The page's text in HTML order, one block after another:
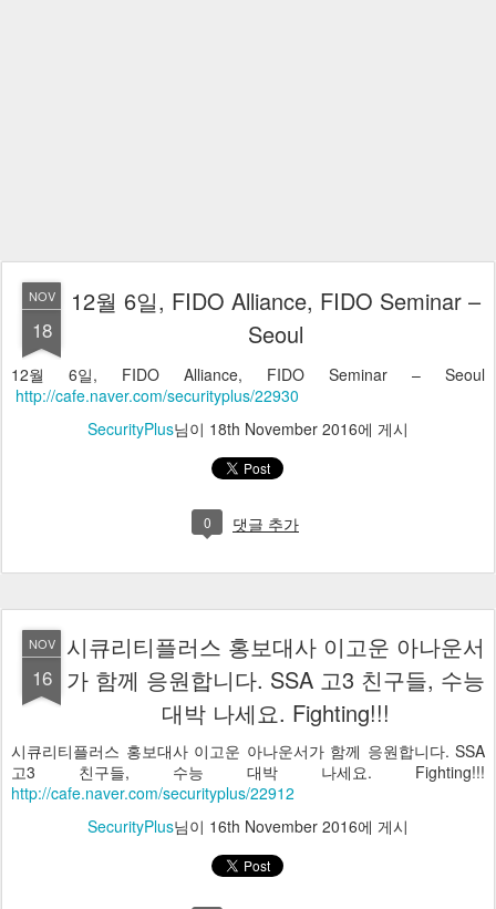
NOV
18
12월 6일, FIDO Alliance, FIDO Seminar –
Seoul
12월 6일, FIDO Alliance, FIDO Seminar – Seoul
http://cafe.naver.com/securityplus/22930
SecurityPlus님이 18th November 2016에 게시
0 댓글 추가
NOV
16
시큐리티플러스 홍보대사 이고운 아나운서
가 함께 응원합니다. SSA 고3 친구들, 수능
대박 나세요. Fighting!!!
시큐리티플러스 홍보대사 이고운 아나운서가 함께 응원합니다. SSA
고3 친구들, 수능 대박 나세요. Fighting!!!
http://cafe.naver.com/securityplus/22912
SecurityPlus님이 16th November 2016에 게시